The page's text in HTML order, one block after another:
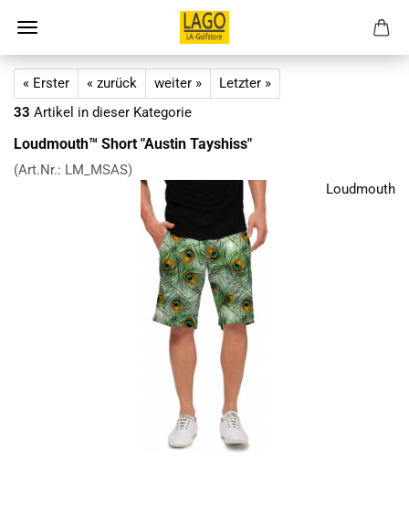
« Erster « zurück weiter »
Letzter »
33 Artikel in dieser Kategorie
Loudmouth™ Short "Austin Tayshiss"
(Art.Nr.: LM_MSAS)
Loudmouth